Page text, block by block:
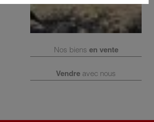
Nos biens en vente
Vendre avec nous